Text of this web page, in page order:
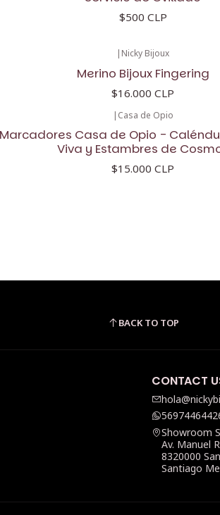
$500 CLP
| Nicky Bijoux
Merino Bijoux Fingering
$16.000 CLP
| Casa de Opio
Marcadores Casa de Opio -
Viva y Estambres de
$15.000 CLP
BACK TO TOP
CONTACT
Showroom
Av. Manuel
8320000
Santiago